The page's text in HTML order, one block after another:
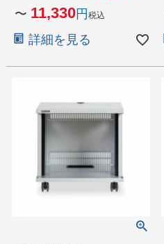
〜 11,330 税込
詳細を見る